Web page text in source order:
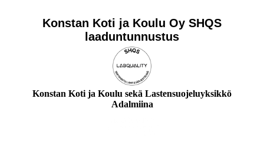
Konstan Koti ja Koulu Oy SHQS
laaduntunnustus
Konstan Koti ja Koulu sekä Lastensuojeluyksikkö
Adalmiina